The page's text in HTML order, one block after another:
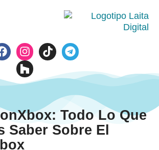
Todo Lo Que
Saber Sobre El